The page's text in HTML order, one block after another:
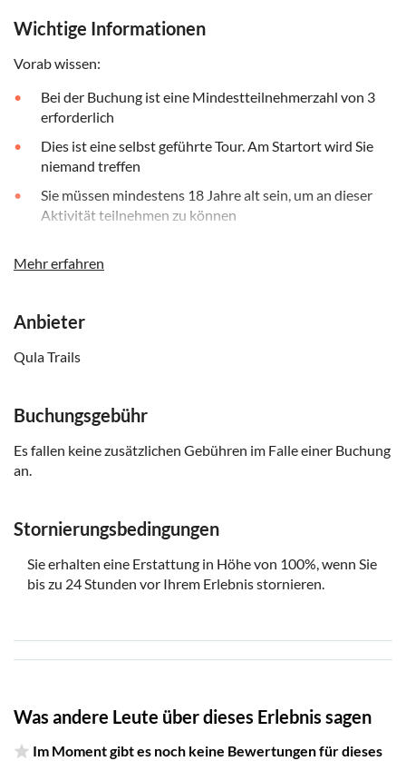
Wichtige Informationen
Vorab wissen:
Bei der Buchung ist eine Mindestteilnehmerzahl von 3
erforderlich
Dies ist eine selbst geführte Tour. Am Startort wird Sie
niemand treffen
Sie müssen mindestens 18 Jahre alt sein, um an dieser
Aktivität teilnehmen zu können
Anweisungen, wie Sie den Pub Trail auf Ihrem
Nachdem Sie Ihr Spiel erhalten haben, melden Sie sich an
und wählen dann Ihre Toursprache aus
Sie benötigen eine Internetverbindung (Daten), um
Die Online-App ist mit Android oder iPhone kompatibel
beginnen Sie Ihre Kneipentour durch die Stadt. Sie
oder einen Snack zu sich zu nehmen
Denk daran es mitzubringen
einen Stift und Papier oder Post-its (verwenden Sie
Mehr erfahren
Anbieter
Qula Trails
Buchungsgebühr
Es fallen keine zusätzlichen Gebühren im Falle einer Buchung
an.
Stornierungsbedingungen
Sie erhalten eine Erstattung in Höhe von 100%, wenn Sie
bis zu 24 Stunden vor Ihrem Erlebnis stornieren.
Was andere Leute über dieses Erlebnis sagen
Im Moment gibt es noch keine Bewertungen für dieses